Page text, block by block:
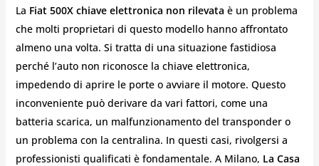
La Fiat 500X chiave elettronica non rilevata è un problema
che molti proprietari di questo modello hanno affrontato
almeno una volta. Si tratta di una situazione fastidiosa
perché l’auto non riconosce la chiave elettronica,
impedendo di aprire le porte o avviare il motore. Questo
inconveniente può derivare da vari fattori, come una
batteria scarica, un malfunzionamento del transponder o
un problema con la centralina. In questi casi, rivolgersi a
professionisti qualificati è fondamentale. A Milano, La Casa